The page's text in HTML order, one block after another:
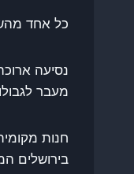
כל אחד
נסיעה
מעבר
חנות
בירושלים